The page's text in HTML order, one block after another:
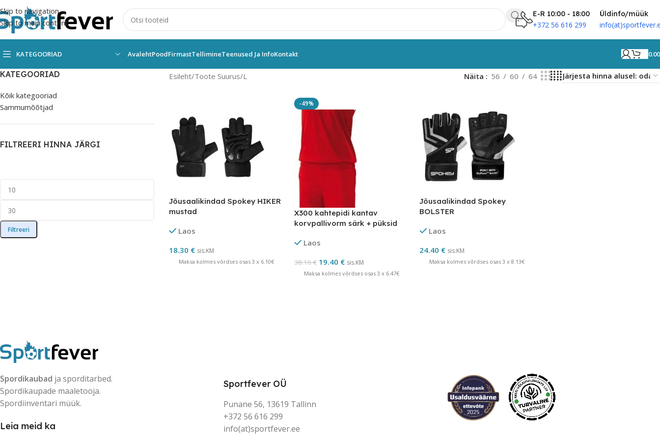
Skip to navigation
Skip to main content
E-R 10:00 - 18:00
+372 56 616 299
Üldinfo/müük
KATEGOORIAD AvalehtPoodFirmastTellimineTeenused Ja InfoKontakt
KATEGOORIAD
Kõik kategooriad
Sammumõõtjad
FILTREERI HINNA JÄRGI
Filtreeri
Esileht Toote Suurus L Näita 56 60 64
Jõusaalikindad Spokey HIKER
mustad
Laos
18.30 € sis.KM
Maksa kolmes võrdses osas 3 x 6.10€
-49%
X300 kahtepidi kantav
korvpallivorm särk + püksid
Laos
38.10€ 19.40 € sis.KM
Maksa kolmes võrdses osas 3 x 6.47€
Jõusaalikindad Spokey
BOLSTER
Laos
24.40 € sis.KM
Maksa kolmes võrdses osas 3 x 8.13€
Spordikaubad ja sporditarbed.
Spordikaupade maaletooja.
Spordiinventari müük.
Leia meid ka
Sportfever OÜ
Punane 56, 13619 Tallinn
+372 56 616 299
info(at)sportfever.ee